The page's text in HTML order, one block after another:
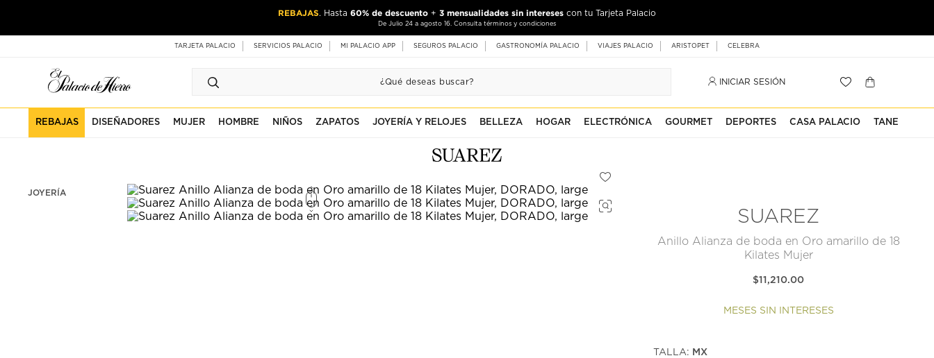
REBAJAS. Hasta 60% de descuento + 3 mensualidades sin intereses con tu Tarjeta Palacio
De Julio 24 a agosto 16. Consulta términos y condiciones
TARJETA PALACIO SERVICIOS PALACIO MI PALACIO APP SEGUROS PALACIO GASTRONOMÍA PALACIO VIAJES PALACIO ARISTOPET CELEBRA
INICIAR SESIÓN
REBAJAS DISEÑADORES MUJER HOMBRE NIÑOS ZAPATOS JOYERÍA Y RELOJES BELLEZA HOGAR ELECTRÓNICA GOURMET DEPORTES CASA PALACIO TANE
JOYERÍA
SUAREZ
Anillo Alianza de boda en Oro amarillo de 18
Kilates Mujer
$11,210.00
MESES SIN INTERESES
TALLA: MX